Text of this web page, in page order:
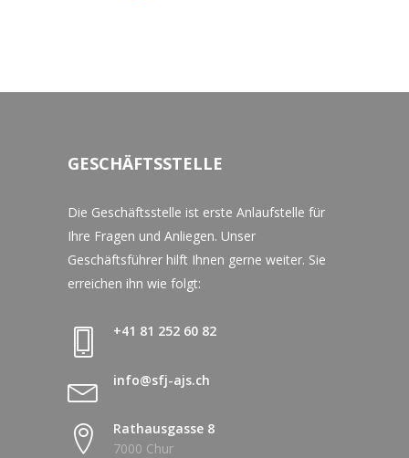
GESCHÄFTSSTELLE
Die Geschäftsstelle ist erste Anlaufstelle für
Ihre Fragen und Anliegen. Unser
Geschäftsführer hilft Ihnen gerne weiter. Sie
erreichen ihn wie folgt:
+41 81 252 60 82
info@sfj-ajs.ch
Rathausgasse 8
7000 Chur